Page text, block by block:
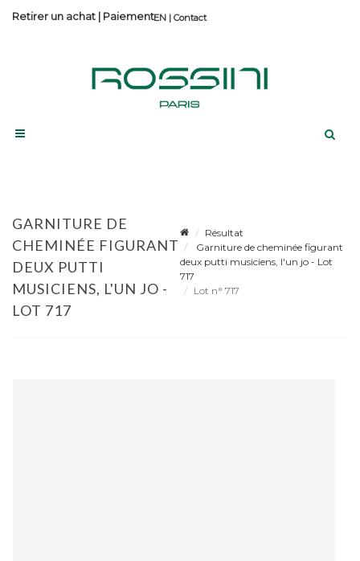
Contact
Retirer un achat | Paiement
GARNITURE DE
CHEMINÉE FIGURANT
DEUX PUTTI
MUSICIENS, L'UN JO -
LOT 717
Résultat
Garniture de cheminée figurant
deux putti musiciens, l'un jo - Lot
717
Lot n° 717